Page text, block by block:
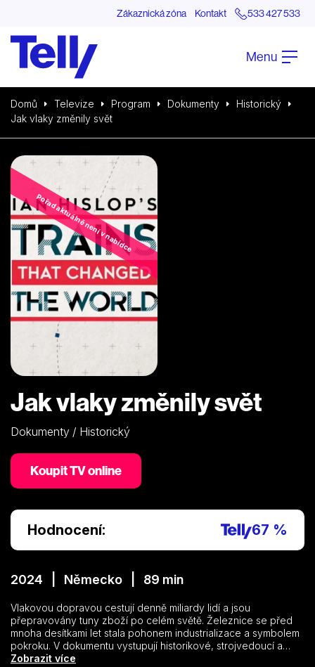
Zákaznická zóna Kontakt 533 427 533
Menu
Domů Televize Program Dokumenty
Historický
Jak vlaky změnily svět
Pořad aktuálně není v nabídce
Jak vlaky změnily svět
Dokumenty / Historický
Koupit TV online
Hodnocení: 67 %
2024 | Německo | 89 min
Vlakovou dopravou cestují denně miliardy lidí a jsou
přepravovány tuny zboží po celém světě. Železnice se před
mnoha desítkami let stala pohonem industrializace a symbolem
pokroku. V dokumentu vystupují historikové, strojvedoucí a
fanoušci železnice, kteří představují nejdůležitější události
Zobrazit více